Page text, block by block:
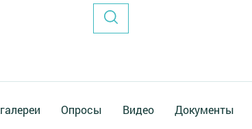
Опросы Видео Документы